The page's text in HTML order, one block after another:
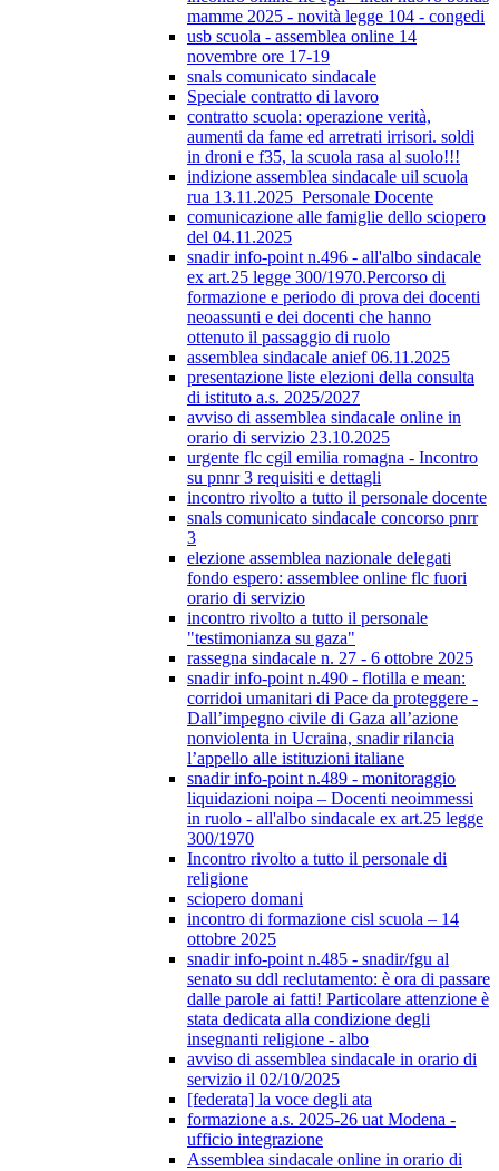
mamme 2025 - novità legge 104 - congedi
usb scuola - assemblea online 14
novembre ore 17-19
snals comunicato sindacale
Speciale contratto di lavoro
contratto scuola: operazione verità,
aumenti da fame ed arretrati irrisori. soldi
in droni e f35, la scuola rasa al suolo!!!
indizione assemblea sindacale uil scuola
rua 13.11.2025_Personale Docente
comunicazione alle famiglie dello sciopero
del 04.11.2025
snadir info-point n.496 - all'albo sindacale
ex art.25 legge 300/1970.Percorso di
formazione e periodo di prova dei docenti
neoassunti e dei docenti che hanno
ottenuto il passaggio di ruolo
assemblea sindacale anief 06.11.2025
presentazione liste elezioni della consulta
di istituto a.s. 2025/2027
avviso di assemblea sindacale online in
orario di servizio 23.10.2025
urgente flc cgil emilia romagna - Incontro
su pnnr 3 requisiti e dettagli
incontro rivolto a tutto il personale docente
snals comunicato sindacale concorso pnrr
3
elezione assemblea nazionale delegati
fondo espero: assemblee online flc fuori
orario di servizio
incontro rivolto a tutto il personale
"testimonianza su gaza"
rassegna sindacale n. 27 - 6 ottobre 2025
snadir info-point n.490 - flotilla e mean:
corridoi umanitari di Pace da proteggere -
Dall’impegno civile di Gaza all’azione
nonviolenta in Ucraina, snadir rilancia
l’appello alle istituzioni italiane
snadir info-point n.489 - monitoraggio
liquidazioni noipa – Docenti neoimmessi
in ruolo - all'albo sindacale ex art.25 legge
300/1970
Incontro rivolto a tutto il personale di
religione
sciopero domani
incontro di formazione cisl scuola – 14
ottobre 2025
snadir info-point n.485 - snadir/fgu al
senato su ddl reclutamento: è ora di passare
dalle parole ai fatti! Particolare attenzione è
stata dedicata alla condizione degli
insegnanti religione - albo
avviso di assemblea sindacale in orario di
servizio il 02/10/2025
[federata] la voce degli ata
formazione a.s. 2025-26 uat Modena -
ufficio integrazione
Assemblea sindacale online in orario di